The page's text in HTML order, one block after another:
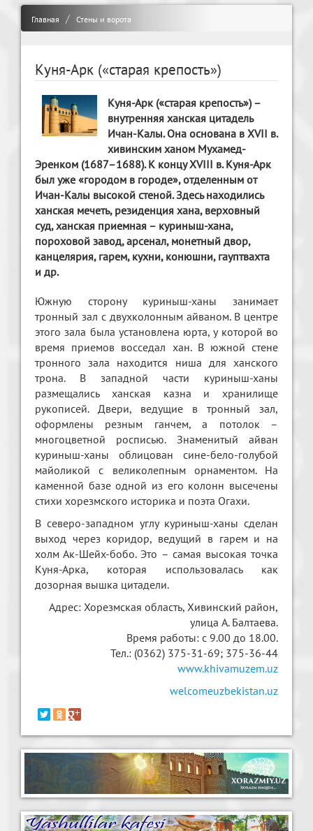
Главная Стены и ворота
Куня-Арк («старая крепость»)
Куня-Арк («старая крепость») –
внутренняя ханская цитадель
Ичан-Калы. Она основана в XVII в.
хивинским ханом Мухамед-
Эренком (1687–1688). К концу XVIII в. Куня-Арк
был уже «городом в городе», отделенным от
Ичан-Калы высокой стеной. Здесь находились
ханская мечеть, резиденция хана, верховный
суд, ханская приемная – куриныш-хана,
пороховой завод, арсенал, монетный двор,
канцелярия, гарем, кухни, конюшни, гауптвахта
и др.
Южную сторону куриныш-ханы занимает
тронный зал с двухколонным айваном. В центре
этого зала была установлена юрта, у которой во
время приемов восседал хан. В южной стене
тронного зала находится ниша для ханского
трона. В западной части куриныш-ханы
размещались ханская казна и хранилище
рукописей. Двери, ведущие в тронный зал,
оформлены резным ганчем, а потолок –
многоцветной росписью. Знаменитый айван
куриныш-ханы облицован сине-бело-голубой
майоликой с великолепным орнаментом. На
каменной базе одной из его колонн высечены
стихи хорезмского историка и поэта Огахи.
В северо-западном углу куриныш-ханы сделан
выход через коридор, ведущий в гарем и на
холм Ак-Шейх-бобо. Это – самая высокая точка
Куня-Арка, которая использовалась как
дозорная вышка цитадели.
Адрес: Хорезмская область, Хивинский район,
улица A. Балтаева.
Время работы: с 9.00 до 18.00.
Тел.: (0362) 375-31-69; 375-36-44
www.khivamuzem.uz
welcomeuzbekistan.uz